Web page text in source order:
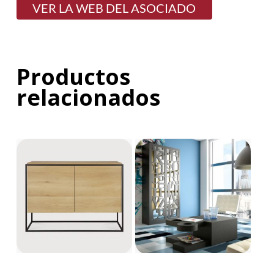
VER LA WEB DEL ASOCIADO
Productos
relacionados